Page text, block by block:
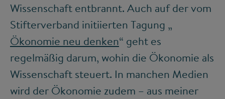
Wissenschaft entbrannt. Auch auf der vom
Stifterverband initiierten Tagung „
Ökonomie neu denken“ geht es
regelmäßig darum, wohin die Ökonomie als
Wissenschaft steuert. In manchen Medien
wird der Ökonomie zudem – aus meiner